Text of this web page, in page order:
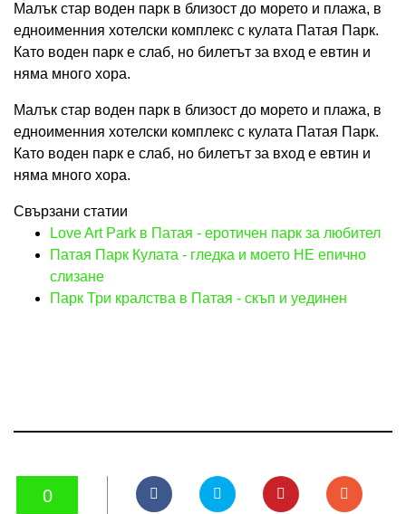
Малък стар воден парк в близост до морето и плажа, в
едноименния хотелски комплекс с кулата Патая Парк.
Като воден парк е слаб, но билетът за вход е евтин и
няма много хора.
Малък стар воден парк в близост до морето и плажа, в
едноименния хотелски комплекс с кулата Патая Парк.
Като воден парк е слаб, но билетът за вход е евтин и
няма много хора.
Свързани статии
Love Art Park в Патая - еротичен парк за любител
Патая Парк Кулата - гледка и моето НЕ епично
слизане
Парк Три кралства в Патая - скъп и уединен
0